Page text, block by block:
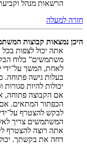
הרשאות מנהל
חזרה למעלה
היכן נמצאות קבוצות
אתה יכול לצפות
משתמשים” בלוח
לאחת, המשך על־ידי
בעלות גישה פתוחה.
יכולות להיות
אם הקבוצה פתוחה,
הכפתור המתאים.
לבקש להצטרף
המשתמשים צריך
אתה רוצה להצטרף
דחה את בקשתך.